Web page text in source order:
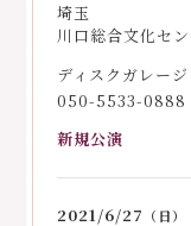
埼玉
川口総合文化セ
ディスクガレージ
050-5533-0888
新規公演
2021/6/27 （日）